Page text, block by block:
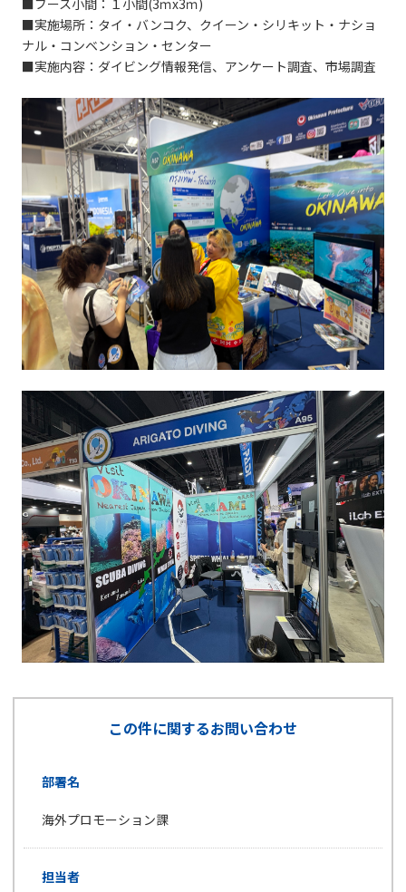
■ブース小間：１小間(3ｍx3ｍ)
■実施場所：タイ・バンコク、クイーン・シリキット・ナショ
ナル・コンベンション・センター
■実施内容：ダイビング情報発信、アンケート調査、市場調査
この件に関するお問い合わせ
部署名
海外プロモーション課
担当者